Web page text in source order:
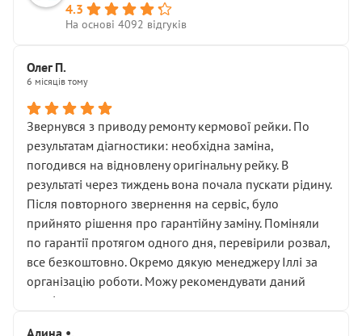
4.3
На основі 4092 відгуків
Олег П.
6 місяців тому
Звернувся з приводу ремонту кермової рейки. По
результатам діагностики: необхідна заміна,
погодився на відновлену оригінальну рейку. В
результаті через тиждень вона почала пускати рідину.
Після повторного звернення на сервіс, було
прийнято рішення про гарантійну заміну. Поміняли
по гарантії протягом одного дня, перевірили розвал,
все безкоштовно. Окремо дякую менеджеру Іллі за
організацію роботи. Можу рекомендувати даний
сервіс.
Алина •.